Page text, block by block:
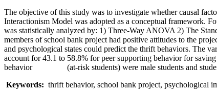
The objective of this study was to investigate whether causal
Interactionism Model was adopted as a conceptual framework.
was statistically analyzed by: 1) Three-Way ANOVA 2) The
members of school bank project had positive attitudes to the
and psychological states could predict the thrift behaviors. The
account for 43.1 to 58.8% for peer supporting behavior for
behavior (at-risk students) were male students and
Keywords: thrift behavior, school bank project, psychological